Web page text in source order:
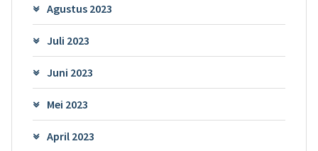
Agustus 2023
Juli 2023
Juni 2023
Mei 2023
April 2023